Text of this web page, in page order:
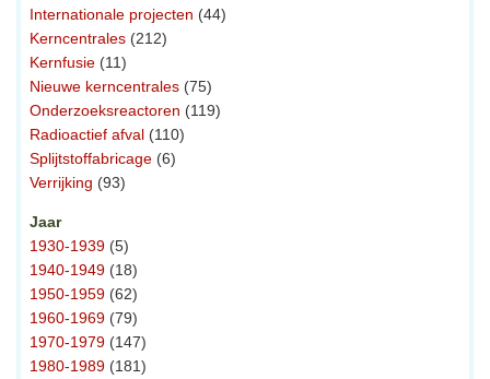
Internationale projecten (44)
Kerncentrales (212)
Kernfusie (11)
Nieuwe kerncentrales (75)
Onderzoeksreactoren (119)
Radioactief afval (110)
Splijtstoffabricage (6)
Verrijking (93)
Jaar
1930-1939 (5)
1940-1949 (18)
1950-1959 (62)
1960-1969 (79)
1970-1979 (147)
1980-1989 (181)